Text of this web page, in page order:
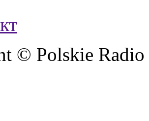
© Polskie